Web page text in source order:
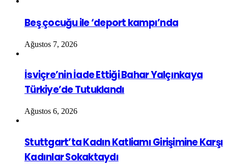
Beş çocuğu ile ‘deport kampı’nda
Ağustos 7, 2026
İsviçre’nin İade Ettiği Bahar Yalçınkaya
Türkiye’de Tutuklandı
Ağustos 6, 2026
Stuttgart’ta Kadın Katliamı Girişimine Karşı
Kadınlar Sokaktaydı